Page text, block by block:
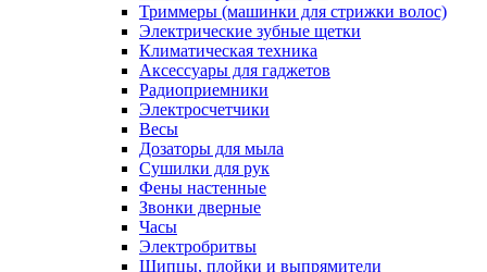
Триммеры (машинки для стрижки волос)
Электрические зубные щетки
Климатическая техника
Аксессуары для гаджетов
Радиоприемники
Электросчетчики
Весы
Дозаторы для мыла
Сушилки для рук
Фены настенные
Звонки дверные
Часы
Электробритвы
Щипцы, плойки и выпрямители